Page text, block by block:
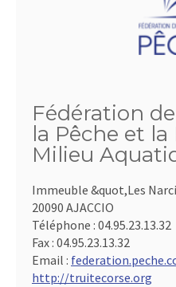
Fédération
la Pêche et
Milieu
Immeuble &quot,Les
20090 AJACCIO
Téléphone : 04.95.23.13.32
Fax : 04.95.23.13.32
Email :
http://truitecorse.org